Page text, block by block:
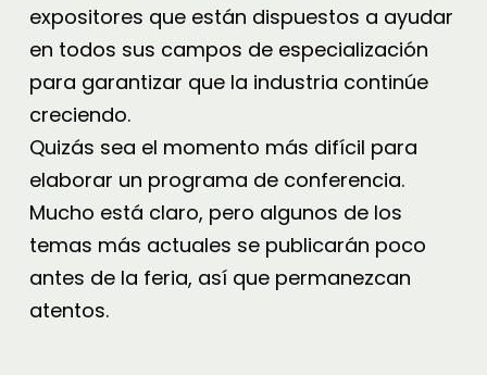
expositores que están dispuestos a ayudar
en todos sus campos de especialización
para garantizar que la industria continúe
creciendo.
Quizás sea el momento más difícil para
elaborar un programa de conferencia.
Mucho está claro, pero algunos de los
temas más actuales se publicarán poco
antes de la feria, así que permanezcan
atentos.